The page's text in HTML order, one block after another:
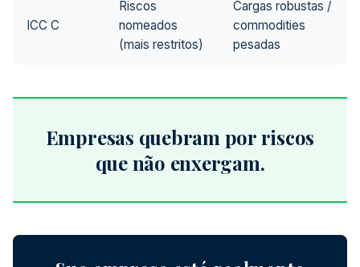
ICC C
Riscos
nomeados
(mais restritos)
Cargas robustas /
commodities
pesadas
Empresas quebram por riscos
que não enxergam.